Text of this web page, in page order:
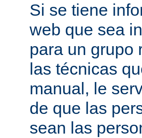
Si se tiene
web que sea
para un grupo
las técnicas
manual, le
de que las
sean las